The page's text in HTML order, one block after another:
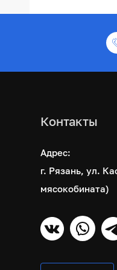
Контакты
Адрес:
г. Рязань, ул.
мясокобината)